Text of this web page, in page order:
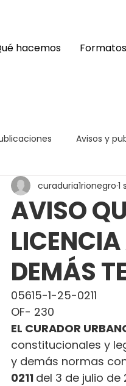
hacemos
Avisos y
AVISO
DEMÁS
curaduria1rionegro 1
05615-1-25-0211
OF- 230
EL CURADOR
constitucionales y
y demás normas
0211 del 3 de julio de